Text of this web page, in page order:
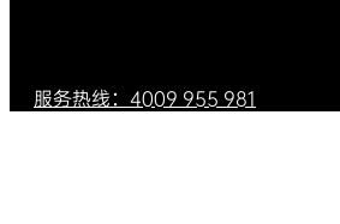
服务热线：4009 955 981